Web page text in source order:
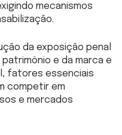
mecanismos
da exposição penal
e da marca e
fatores essenciais
competir em
e mercados